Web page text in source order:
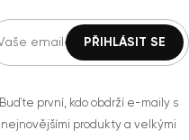
Buďte první, kdo obdrží e-maily s
nejnovějšími produkty a velkými